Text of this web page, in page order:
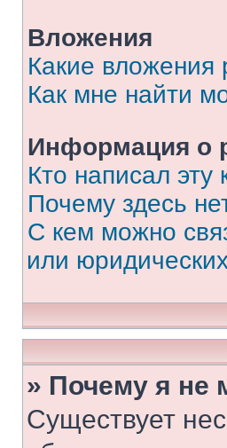
Вложения
Какие
Как мне найти
Информация о
Кто написал
Почему здесь
С кем можно
или
» Почему я не
Существует